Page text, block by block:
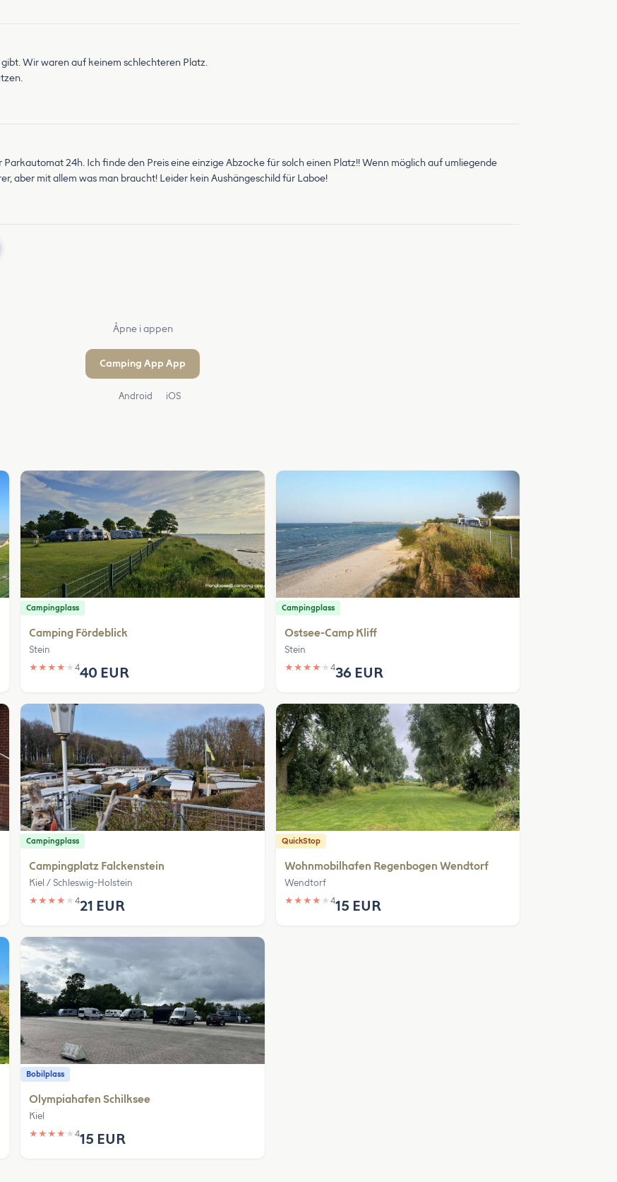
Wir waren auf keinem schlechteren Platz.
24h. Ich finde den Preis eine einzige Abzocke für solch einen Platz!! Wenn möglich auf umliegende
aber mit allem was man braucht! Leider kein Aushängeschild für Laboe!
Åpne i appen
Camping App App
Android iOS
Campingplass
Camping Fördeblick
Stein
★ ★ ★ ★ ★440 EUR
Campingplass
Ostsee-Camp Kliff
Stein
★ ★ ★ ★ ★ 436 EUR
Campingplass
Campingplatz Falckenstein
Kiel / Schleswig-Holstein
★ ★ ★ ★ ★421 EUR
QuickStop
Wohnmobilhafen Regenbogen Wendtorf
Wendtorf
★ ★ ★ ★ ★ 415 EUR
Bobilplass
Olympiahafen Schilksee
Kiel
★ ★ ★ ★ ★415 EUR